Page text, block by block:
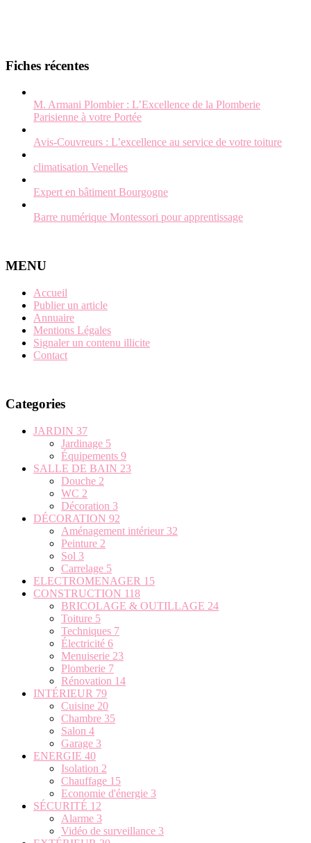
Fiches récentes
M. Armani Plombier : L’Excellence de la Plomberie
Parisienne à votre Portée
Avis-Couvreurs : L’excellence au service de votre toiture
climatisation Venelles
Expert en bâtiment Bourgogne
Barre numérique Montessori pour apprentissage
MENU
Accueil
Publier un article
Annuaire
Mentions Légales
Signaler un contenu illicite
Contact
Categories
JARDIN 37
Jardinage 5
Équipements 9
SALLE DE BAIN 23
Douche 2
WC 2
Décoration 3
DÉCORATION 92
Aménagement intérieur 32
Peinture 2
Sol 3
Carrelage 5
ELECTROMENAGER 15
CONSTRUCTION 118
BRICOLAGE & OUTILLAGE 24
Toiture 5
Techniques 7
Électricité 6
Menuiserie 23
Plomberie 7
Rénovation 14
INTÉRIEUR 79
Cuisine 20
Chambre 35
Salon 4
Garage 3
ENERGIE 40
Isolation 2
Chauffage 15
Economie d'énergie 3
SÉCURITÉ 12
Alarme 3
Vidéo de surveillance 3